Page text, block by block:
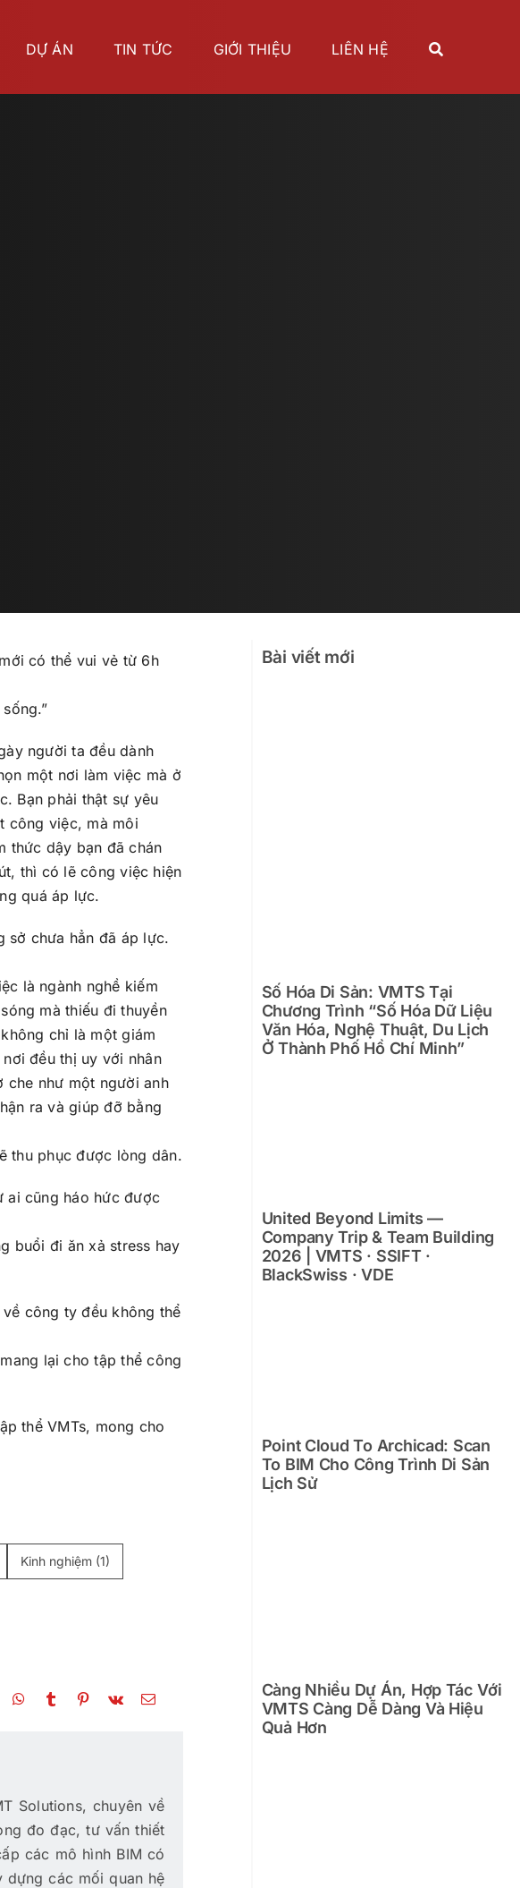
DỰ ÁN TIN TỨC GIỚI THIỆU LIÊN HỆ
có thể vui vẻ từ 6h
người ta đều dành
một nơi làm việc mà ở
Bạn phải thật sự yêu
công việc, mà môi
thức dậy bạn đã chán
thì có lẽ công việc hiện
quá áp lực.
sở chưa hẳn đã áp lực.
là ngành nghề kiếm
mà thiếu đi thuyền
chỉ là một giám
đều thị uy với nhân
che như một người anh
ra và giúp đỡ bằng
thu phục được lòng dân.
ai cũng háo hức được
buổi đi ăn xả stress hay
công ty đều không thể
lại cho tập thể công
thể VMTs, mong cho
Kinh nghiệm (1)
Solutions, chuyên về
đo đạc, tư vấn thiết
các mô hình BIM có
các mối quan hệ
Bài viết mới
Số Hóa Di Sản: VMTS Tại
Chương Trình “Số Hóa Dữ Liệu
Văn Hóa, Nghệ Thuật, Du Lịch
Ở Thành Phố Hồ Chí Minh”
United Beyond Limits —
Company Trip & Team Building
2026 | VMTS · SSIFT ·
BlackSwiss · VDE
Point Cloud To Archicad: Scan
To BIM Cho Công Trình Di Sản
Lịch Sử
Càng Nhiều Dự Án, Hợp Tác Với
VMTS Càng Dễ Dàng Và Hiệu
Quả Hơn